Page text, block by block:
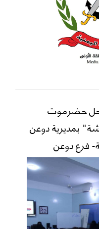
حضرموت
بمديرية دوعن
فرع دوعن